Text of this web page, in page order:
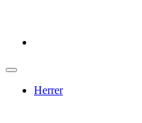
Herrer